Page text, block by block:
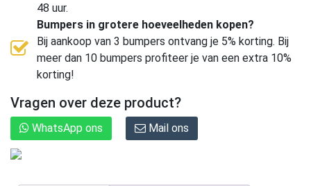
48 uur.
Bumpers in grotere hoeveelheden kopen?
Bij aankoop van 3 bumpers ontvang je 5% korting. Bij
meer dan 10 bumpers profiteer je van een extra 10%
korting!
Vragen over deze product?
WhatsApp ons Mail ons